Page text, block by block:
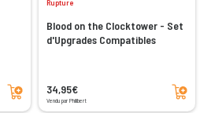
Ajouter au panier
Rupture
Blood on the Clocktower - Set
d'Upgrades Compatibles
34,95€
Vendu par Philibert
Ajouter au panier